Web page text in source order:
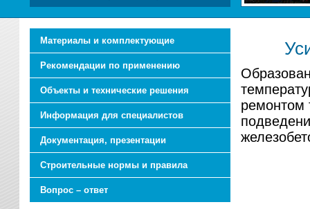
Материалы и комплектующие
Рекомендации по применению
Объекты и технические решения
Информация для специалистов
Документация, презентации
Строительные нормы и правила
Вопрос – ответ
ремонтом